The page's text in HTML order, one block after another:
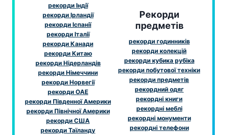
рекорди Індії
рекорди Ірландії
рекорди Іспанії
рекорди Італії
рекорди Канади
рекорди Китаю
рекорди Нідерландів
рекорди Німеччини
рекорди Норвегії
рекорди ОАЕ
рекорди Південної Америки
рекорди Північної Америки
рекорди США
рекорди Таїланду
Рекорди
предметів
рекорди годинників
рекорди колекцій
рекорди кубика рубіка
рекорди побутової техніки
рекорди предметів
рекордний одяг
рекордні книги
рекордні меблі
рекордні монументи
рекордні телефони